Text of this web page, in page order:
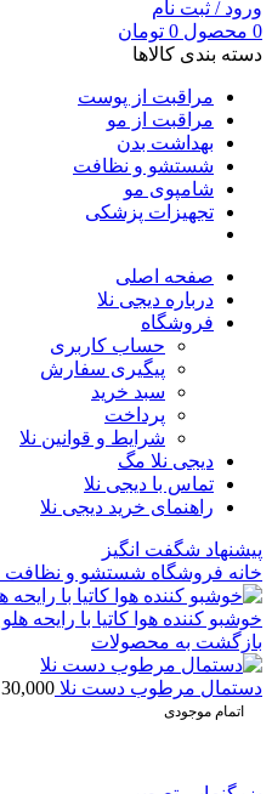
ورود / ثبت نام
0 محصول 0 تومان
دسته بندی کالاها
مراقبت از پوست
مراقبت از مو
بهداشت بدن
شستشو و نظافت
شامپوی مو
تجهیزات پزشکی
صفحه اصلی
درباره دیجی نلا
فروشگاه
حساب کاربری
پیگیری سفارش
سبد خرید
پرداخت
شرایط و قوانین نلا
دیجی نلا مگ
تماس با دیجی نلا
راهنمای خرید دیجی نلا
پیشنهاد شگفت انگیز
خانه فروشگاه شستشو و نظافت
خوشبو کننده هوا کاتیا با رایحه هلو
بازگشت به محصولات
دستمال مرطوب دست نلا 30,000
اتمام موجودی